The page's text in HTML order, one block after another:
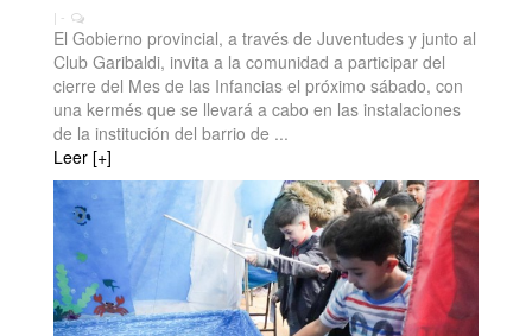
| -
El Gobierno provincial, a través de Juventudes y junto al
Club Garibaldi, invita a la comunidad a participar del
cierre del Mes de las Infancias el próximo sábado, con
una kermés que se llevará a cabo en las instalaciones
de la institución del barrio de ...
Leer [+]